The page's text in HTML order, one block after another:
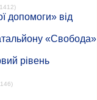
допомоги» від
«Свобода»
рівень